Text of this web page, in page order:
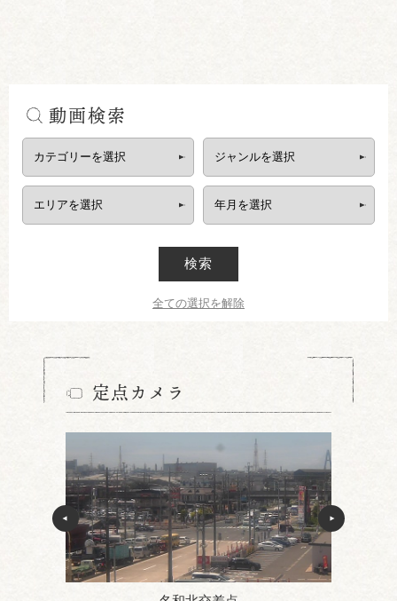
動画検索
検索
全ての選択を解除
定点カメラ